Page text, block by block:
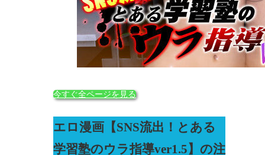
今すぐ全ページを見る
エロ漫画【SNS流出！とある
学習塾のウラ指導ver1.5】の注